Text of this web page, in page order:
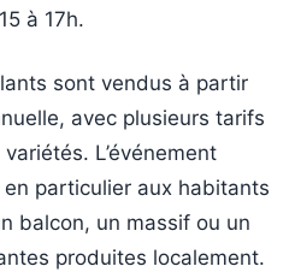
à 17h.
sont vendus à partir
avec plusieurs tarifs
L’événement
en particulier aux habitants
balcon, un massif ou un
produites localement.